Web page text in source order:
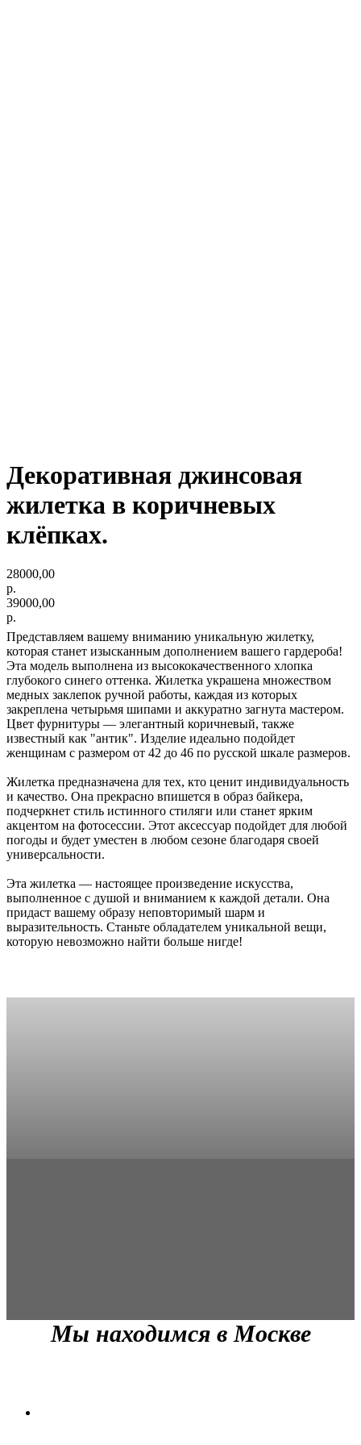
Декоративная джинсовая
жилетка в коричневых
клёпках.
28000,00
р.
39000,00
р.
Представляем вашему вниманию уникальную жилетку,
которая станет изысканным дополнением вашего гардероба!
Эта модель выполнена из высококачественного хлопка
глубокого синего оттенка. Жилетка украшена множеством
медных заклепок ручной работы, каждая из которых
закреплена четырьмя шипами и аккуратно загнута мастером.
Цвет фурнитуры — элегантный коричневый, также
известный как "антик". Изделие идеально подойдет
женщинам с размером от 42 до 46 по русской шкале размеров.
Жилетка предназначена для тех, кто ценит индивидуальность
и качество. Она прекрасно впишется в образ байкера,
подчеркнет стиль истинного стиляги или станет ярким
акцентом на фотосессии. Этот аксессуар подойдет для любой
погоды и будет уместен в любом сезоне благодаря своей
универсальности.
Эта жилетка — настоящее произведение искусства,
выполненное с душой и вниманием к каждой детали. Она
придаст вашему образу неповторимый шарм и
выразительность. Станьте обладателем уникальной вещи,
которую невозможно найти больше нигде!
Мы находимся в Москве